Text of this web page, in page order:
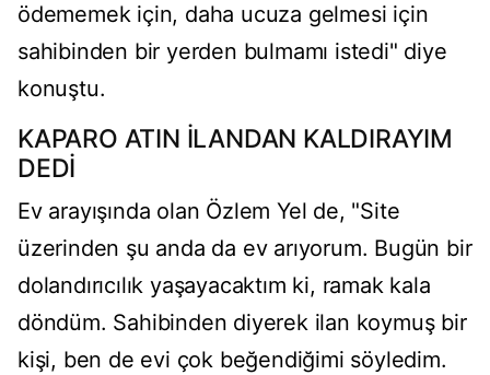
ödememek için, daha ucuza gelmesi için
sahibinden bir yerden bulmamı istedi" diye
konuştu.
KAPARO ATIN İLANDAN KALDIRAYIM
DEDİ
Ev arayışında olan Özlem Yel de, "Site
üzerinden şu anda da ev arıyorum. Bugün bir
dolandırıcılık yaşayacaktım ki, ramak kala
döndüm. Sahibinden diyerek ilan koymuş bir
kişi, ben de evi çok beğendiğimi söyledim.